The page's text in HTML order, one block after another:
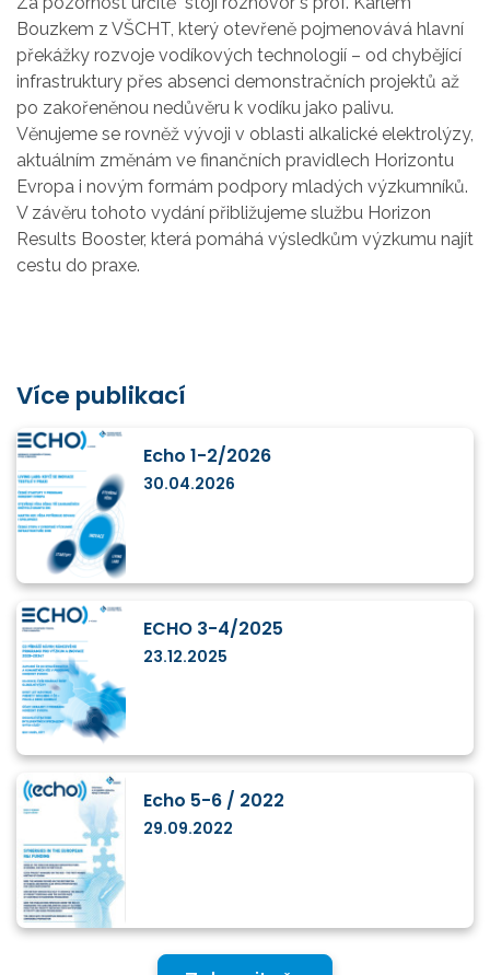
Bouzkem z VŠCHT, který otevřeně pojmenovává hlavní
překážky rozvoje vodíkových technologií – od chybějící
infrastruktury přes absenci demonstračních projektů až
po zakořeněnou nedůvěru k vodíku jako palivu.
Věnujeme se rovněž vývoji v oblasti alkalické elektrolýzy,
aktuálním změnám ve finančních pravidlech Horizontu
Evropa i novým formám podpory mladých výzkumníků.
V závěru tohoto vydání přibližujeme službu Horizon
Results Booster, která pomáhá výsledkům výzkumu najít
cestu do praxe.
Více publikací
Echo 1-2/2026
30.04.2026
ECHO 3-4/2025
23.12.2025
Echo 5-6 / 2022
29.09.2022